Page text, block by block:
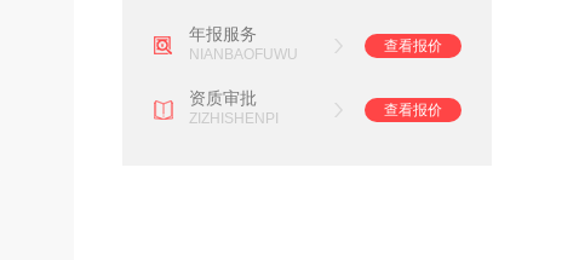
年报服务
NIANBAOFUWU
查看报价
资质审批
ZIZHISHENPI
查看报价